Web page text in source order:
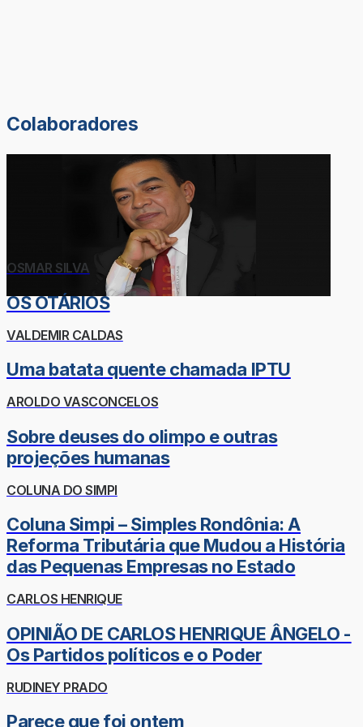
Colaboradores
OSMAR SILVA
OS OTÁRIOS
VALDEMIR CALDAS
Uma batata quente chamada IPTU
AROLDO VASCONCELOS
Sobre deuses do olimpo e outras
projeções humanas
COLUNA DO SIMPI
Coluna Simpi – Simples Rondônia: A
Reforma Tributária que Mudou a História
das Pequenas Empresas no Estado
CARLOS HENRIQUE
OPINIÃO DE CARLOS HENRIQUE ÂNGELO -
Os Partidos políticos e o Poder
RUDINEY PRADO
Parece que foi ontem